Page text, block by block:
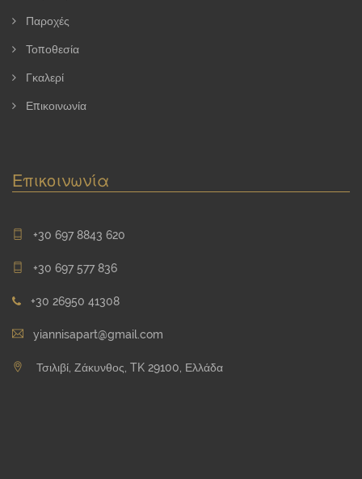
Παροχές
Τοποθεσία
Γκαλερί
Επικοινωνία
Επικοινωνία
+30 697 8843 620
+30 697 577 836
+30 26950 41308
yiannisapart@gmail.com
Τσιλιβί, Ζάκυνθος, TK 29100, Ελλάδα